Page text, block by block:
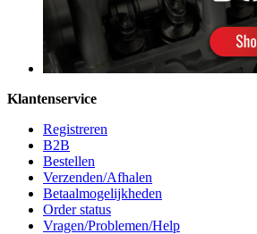
Klantenservice
Registreren
B2B
Bestellen
Verzenden/Afhalen
Betaalmogelijkheden
Order status
Vragen/Problemen/Help